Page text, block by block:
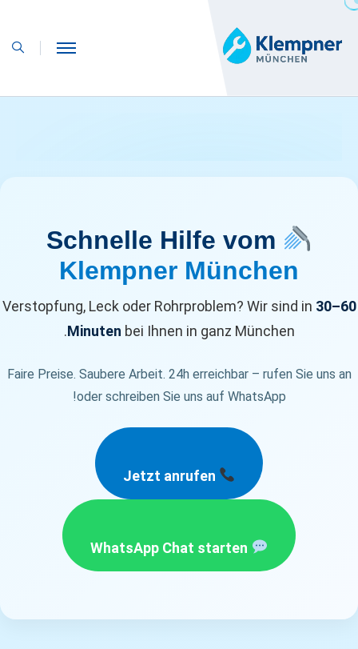
Klempner München
Verstopfung, Leck oder Rohrproblem? Wir sind in 30–60
Minuten bei Ihnen in ganz München.
Faire Preise. Saubere Arbeit. 24h erreichbar – rufen Sie uns an
oder schreiben Sie uns auf WhatsApp!